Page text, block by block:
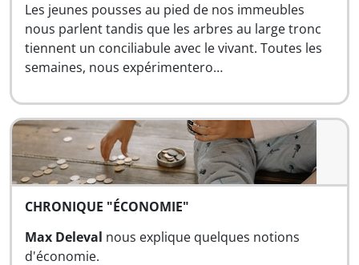
Les jeunes pousses au pied de nos immeubles
nous parlent tandis que les arbres au large tronc
tiennent un conciliabule avec le vivant. Toutes les
semaines, nous expérimentero…
CHRONIQUE "ÉCONOMIE"
Max Deleval nous explique quelques notions
d'économie.